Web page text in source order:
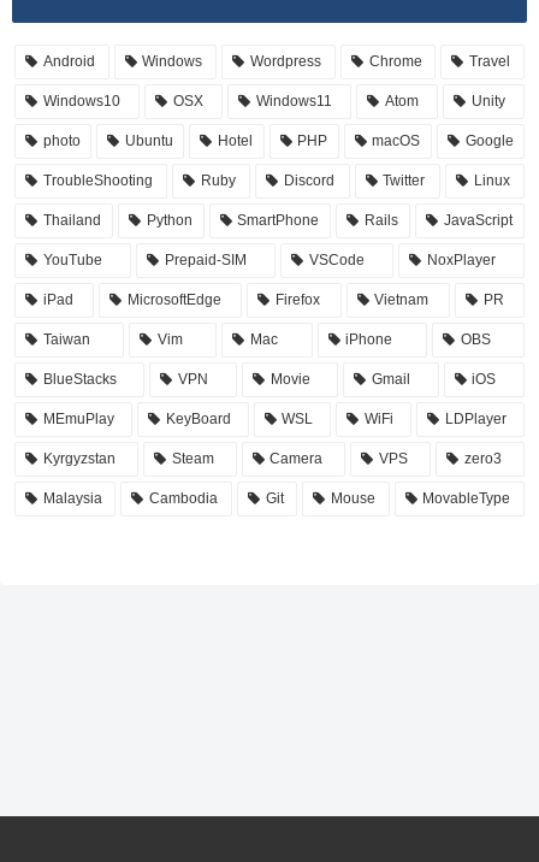
Android Windows Wordpress Chrome Travel
Windows10 OSX Windows11 Atom Unity
photo Ubuntu Hotel PHP macOS Google
TroubleShooting Ruby Discord Twitter Linux
Thailand Python SmartPhone Rails JavaScript
YouTube Prepaid-SIM VSCode NoxPlayer
iPad MicrosoftEdge Firefox Vietnam PR
Taiwan Vim Mac iPhone OBS
BlueStacks VPN Movie Gmail iOS
MEmuPlay KeyBoard WSL WiFi LDPlayer
Kyrgyzstan Steam Camera VPS zero3
Malaysia Cambodia Git Mouse MovableType